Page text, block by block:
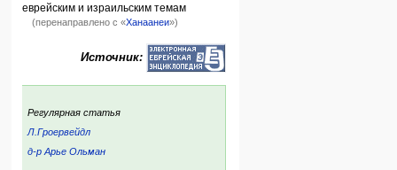
еврейским и израильским темам
(перенаправлено с «Ханаанеи»)
Источник:
Регулярная статья
Л.Гроервейдл
д-р Арье Ольман